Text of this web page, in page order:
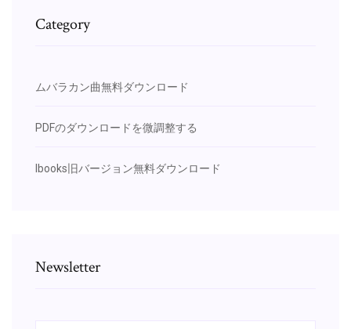
Category
ムバラカン曲無料ダウンロード
PDFのダウンロードを微調整する
Ibooks旧バージョン無料ダウンロード
Newsletter